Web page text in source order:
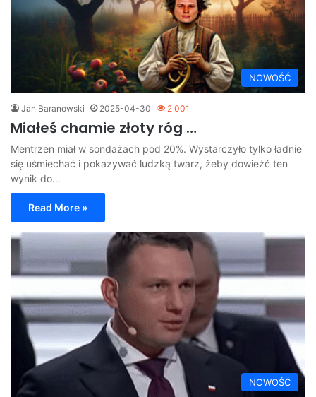
NOWOŚĆ
Jan Baranowski 2025-04-30 2 001
Miałeś chamie złoty róg …
Mentrzen miał w sondażach pod 20%. Wystarczyło tylko ładnie
się uśmiechać i pokazywać ludzką twarz, żeby dowieźć ten
wynik do…
Read More »
NOWOŚĆ